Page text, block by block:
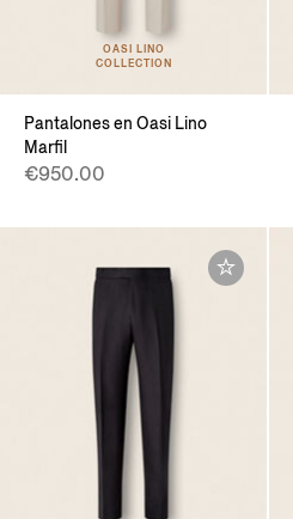
OASI LINO
COLLECTION
Pantalones en Oasi Lino
Marfil
€950.00